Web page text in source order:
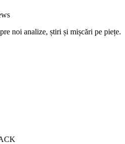
noi analize, știri și mișcări pe piețe.